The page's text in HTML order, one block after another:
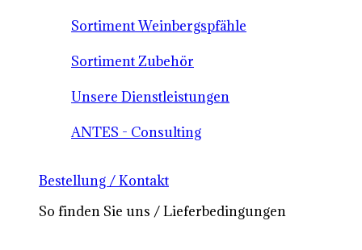
Sortiment Weinbergspfähle
Sortiment Zubehör
Unsere Dienstleistungen
ANTES - Consulting
Bestellung / Kontakt
So finden Sie uns / Lieferbedingungen